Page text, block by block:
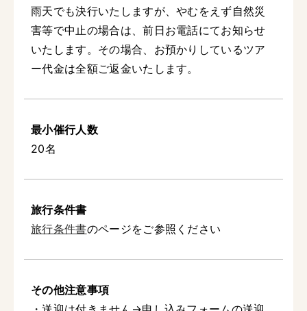
雨天でも決行いたしますが、やむをえず自然災
害等で中止の場合は、前日お電話にてお知らせ
いたします。その場合、お預かりしているツア
ー代金は全額ご返金いたします。
最小催行人数
20名
旅行条件書
旅行条件書のページをご参照ください
その他注意事項